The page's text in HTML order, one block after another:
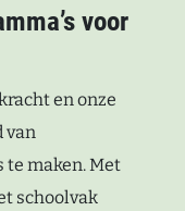
voor
en onze
van
te maken. Met
schoolvak